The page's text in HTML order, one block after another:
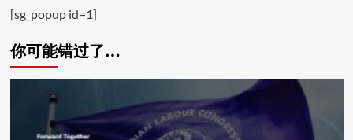
[sg_popup id=1]
你可能错过了…